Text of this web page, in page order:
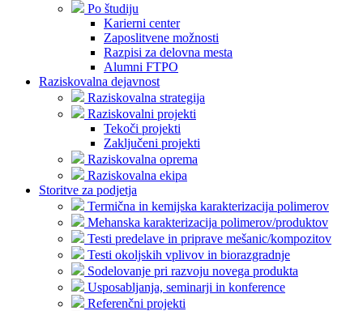
Po študiju
Karierni center
Zaposlitvene možnosti
Razpisi za delovna mesta
Alumni FTPO
Raziskovalna dejavnost
Raziskovalna strategija
Raziskovalni projekti
Tekoči projekti
Zaključeni projekti
Raziskovalna oprema
Raziskovalna ekipa
Storitve za podjetja
Termična in kemijska karakterizacija polimerov
Mehanska karakterizacija polimerov/produktov
Testi predelave in priprave mešanic/kompozitov
Testi okoljskih vplivov in biorazgradnje
Sodelovanje pri razvoju novega produkta
Usposabljanja, seminarji in konference
Referenčni projekti